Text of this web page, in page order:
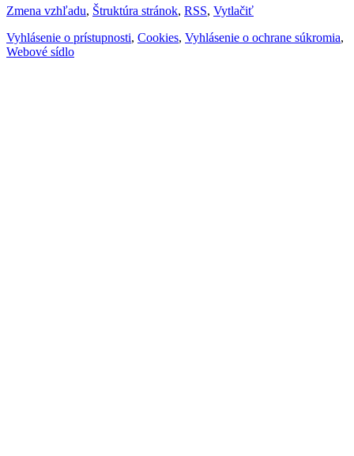
Zmena vzhľadu, Štruktúra stránok, RSS, Vytlačiť
Vyhlásenie o prístupnosti, Cookies, Vyhlásenie o ochrane súkromia,
Webové sídlo